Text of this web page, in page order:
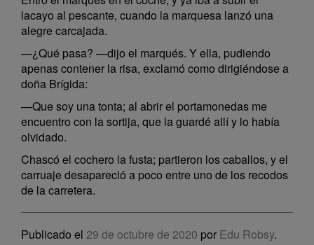
lacayo al pescante, cuando la marquesa lanzó una
alegre carcajada.
—¿Qué pasa? —dijo el marqués. Y ella, pudiendo
apenas contener la risa, exclamó como dirigiéndose a
doña Brígida:
—Que soy una tonta; al abrir el portamonedas me
encuentro con la sortija, que la guardé allí y lo había
olvidado.
Chascó el cochero la fusta; partieron los caballos, y el
carruaje desapareció a poco entre uno de los recodos
de la carretera.
Publicado el 29 de octubre de 2020 por Edu Robsy.